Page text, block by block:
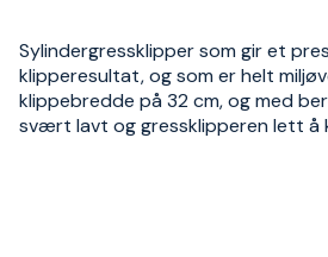
Sylindergressklipper som gir et
klipperesultat, og som er helt
klippebredde på 32 cm, og med
svært lavt og gressklipperen lett å